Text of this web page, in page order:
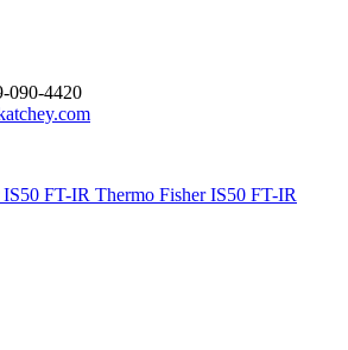
090-4420
Thermo Fisher IS50 FT-IR